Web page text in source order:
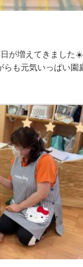
が増えてきました☀️
らも元気いっぱい園